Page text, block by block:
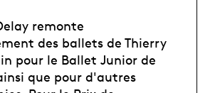
remonte
des ballets de Thierry
pour le Ballet Junior de
que pour d'autres